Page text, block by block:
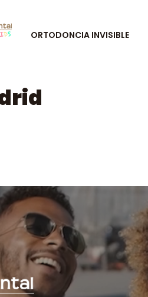
ORTODONCIA INVISIBLE